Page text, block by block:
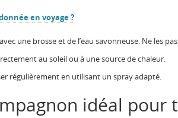
en voyage ?
une brosse et de l’eau savonneuse. Ne les
au soleil ou à une source de chaleur.
régulièrement en utilisant un spray adapté.
idéal